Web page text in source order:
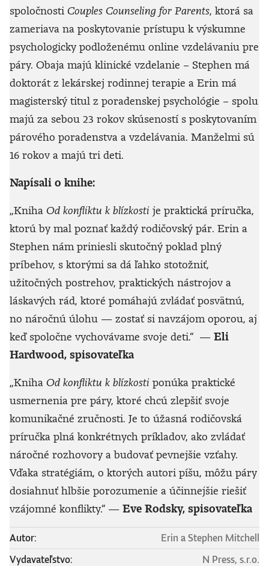
spoločnosti Couples Counseling for Parents, ktorá sa
zameriava na poskytovanie prístupu k výskumne
psychologicky podloženému online vzdelávaniu pre
páry. Obaja majú klinické vzdelanie – Stephen má
doktorát z lekárskej rodinnej terapie a Erin má
magisterský titul z poradenskej psychológie – spolu
majú za sebou 23 rokov skúseností s poskytovaním
párového poradenstva a vzdelávania. Manželmi sú
16 rokov a majú tri deti.
Napísali o knihe:
„Kniha Od konfliktu k blízkosti je praktická príručka,
ktorú by mal poznať každý rodičovský pár. Erin a
Stephen nám priniesli skutočný poklad plný
príbehov, s ktorými sa dá ľahko stotožniť,
užitočných postrehov, praktických nástrojov a
láskavých rád, ktoré pomáhajú zvládať posvätnú,
no náročnú úlohu — zostať si navzájom oporou, aj
keď spoločne vychovávame svoje deti.“ — Eli
Hardwood, spisovateľka
„Kniha Od konfliktu k blízkosti ponúka praktické
usmernenia pre páry, ktoré chcú zlepšiť svoje
komunikačné zručnosti. Je to úžasná rodičovská
príručka plná konkrétnych príkladov, ako zvládať
náročné rozhovory a budovať pevnejšie vzťahy.
Vďaka stratégiám, o ktorých autori píšu, môžu páry
dosiahnuť hlbšie porozumenie a účinnejšie riešiť
vzájomné konflikty.“ — Eve Rodsky, spisovateľka
Autor:
Erin a Stephen Mitchell
Vydavateľstvo:
N Press, s.r.o.